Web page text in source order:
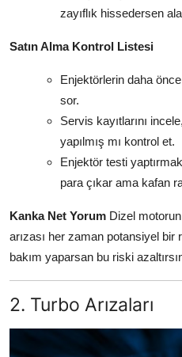
zayıflık hissedersen
Satın Alma Kontrol Listesi
Enjektörlerin daha
sor.
Servis kayıtlarını
yapılmış mı kontrol et.
Enjektör testi
para çıkar ama kafan
Kanka Net Yorum Dizel
arızası her zaman potansiyel
bakım yaparsan bu riski
2. Turbo Arızaları